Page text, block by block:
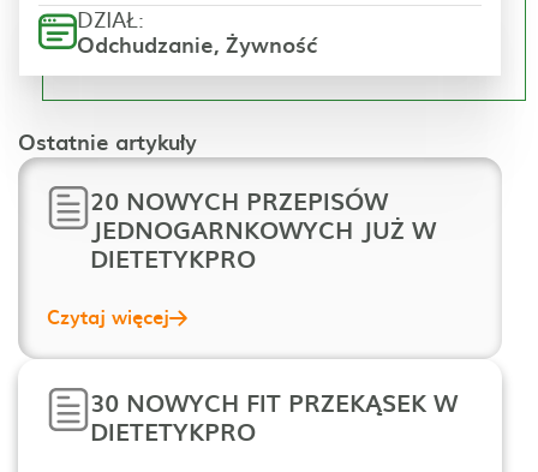
DZIAŁ:
Odchudzanie, Żywność
Ostatnie artykuły
20 NOWYCH PRZEPISÓW
JEDNOGARNKOWYCH JUŻ W
DIETETYKPRO
Czytaj więcej
30 NOWYCH FIT PRZEKĄSEK W
DIETETYKPRO